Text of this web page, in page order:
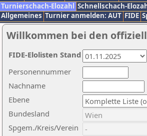
Turnierschach-Elozahl Schnellschach-
Allgemeines Turnier anmelden: AUT FIDE
Willkommen bei den
Nachname
Ebene
Personennummer
Bundesland
Spgem./Kreis/Verein
FIDE-Elolisten Stand